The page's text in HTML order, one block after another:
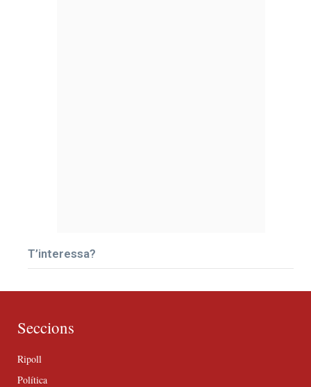
T’interessa?
Seccions
Ripoll
Política